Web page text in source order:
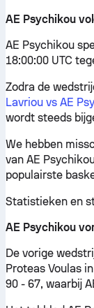
AE Psychikou
AE Psychikou
18:00:00 UTC
Zodra de
Lavriou vs AE
wordt steeds
We hebben
van AE
populairste
Statistieken en
AE Psychikou
De vorige
Proteas Voulas
90 - 67, waarbij